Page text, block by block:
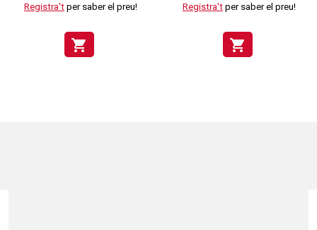
Registra't per saber el preu!
shopping_cart
Registra't per saber el preu!
shopping_cart